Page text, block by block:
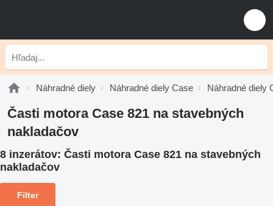
Náhradné diely Náhradné diely Case Náhradné diely
Časti motora Case 821 na stavebných
nakladačov
8 inzerátov: Časti motora Case 821 na stavebných
nakladačov
Filter